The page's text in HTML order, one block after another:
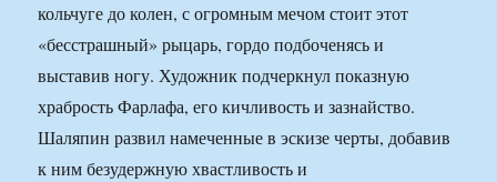
кольчуге до колен, с огромным мечом стоит этот
«бесстрашный» рыцарь, гордо подбоченясь и
выставив ногу. Художник подчеркнул показную
храбрость Фарлафа, его кичливость и зазнайство.
Шаляпин развил намеченные в эскизе черты, добавив
к ним безудержную хвастливость и